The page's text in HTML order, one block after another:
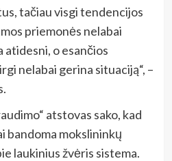
tačiau visgi tendencijos
priemonės nelabai
o esančios
nelabai gerina situaciją“, –
atstovas sako, kad
bandoma mokslininkų
laukinius žvėris sistema.